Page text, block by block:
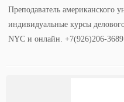
Преподаватель американского
индивидуальные курсы
NYC и онлайн. +7(926)206-